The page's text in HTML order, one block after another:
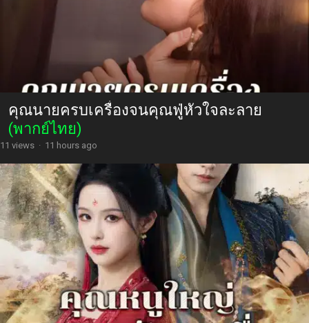
คุณนายครบเครื่องจนคุณฟู่หัวใจละลาย
(พากย์ไทย)
11 views · 11 hours ago